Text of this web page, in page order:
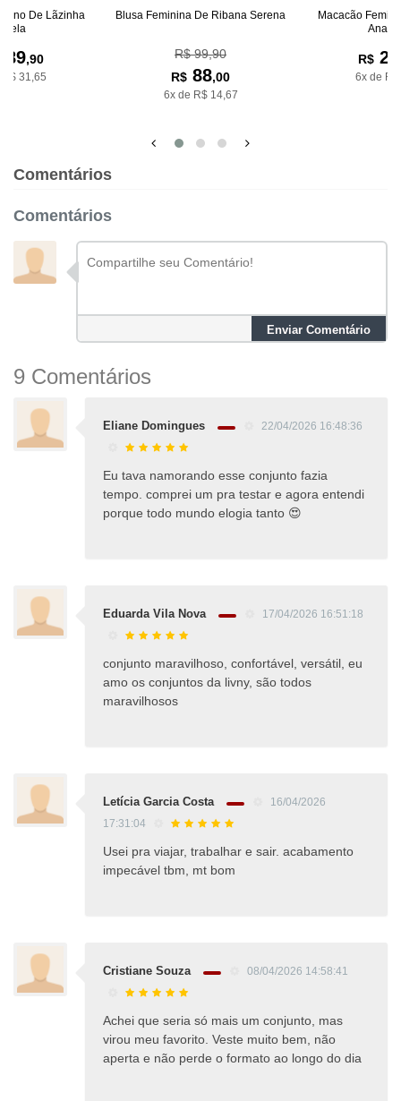
De Lãzinha
,90
31,65
Blusa Feminina De Ribana Serena
R$ 99,90
R$ 88,00
6x de R$ 14,67
Macacão
R$
6x de
Comentários
Comentários
Enviar Comentário
9 Comentários
Eliane Domingues 22/04/2026 16:48:36
Eu tava namorando esse conjunto fazia
tempo. comprei um pra testar e agora entendi
porque todo mundo elogia tanto 😍
Eduarda Vila Nova 17/04/2026 16:51:18
conjunto maravilhoso, confortável, versátil, eu
amo os conjuntos da livny, são todos
maravilhosos
Letícia Garcia Costa
16/04/2026
17:31:04
Usei pra viajar, trabalhar e sair. acabamento
impecável tbm, mt bom
Cristiane Souza 08/04/2026 14:58:41
Achei que seria só mais um conjunto, mas
virou meu favorito. Veste muito bem, não
aperta e não perde o formato ao longo do dia